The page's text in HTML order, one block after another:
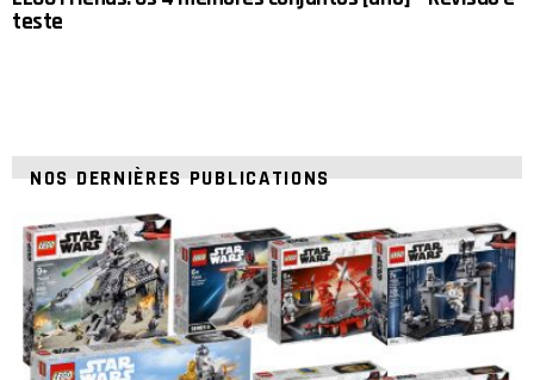
teste
NOS DERNIÈRES PUBLICATIONS